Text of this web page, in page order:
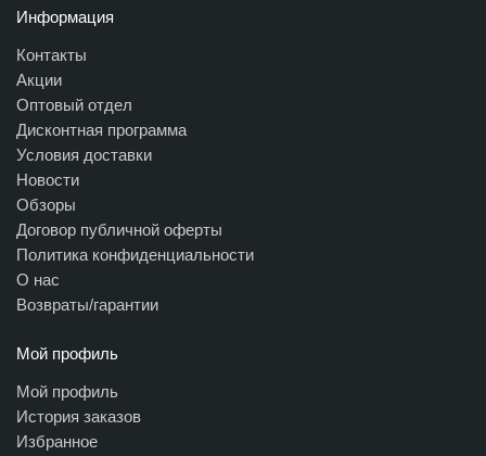
Информация
Контакты
Акции
Оптовый отдел
Дисконтная программа
Условия доставки
Новости
Обзоры
Договор публичной оферты
Политика конфиденциальности
О нас
Возвраты/гарантии
Мой профиль
Мой профиль
История заказов
Избранное